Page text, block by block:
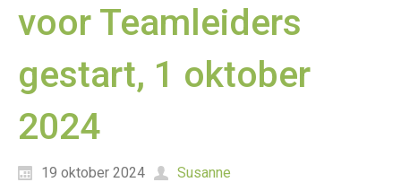
voor Teamleiders
gestart, 1 oktober
2024
19 oktober 2024
Susanne